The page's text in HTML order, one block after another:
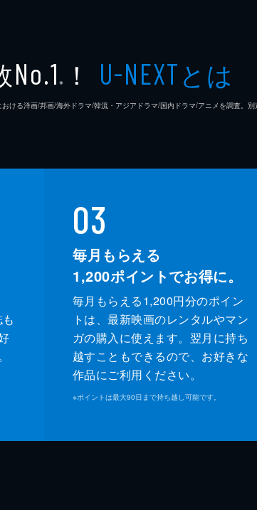
No.1 ※ ！ U-NEXTとは
る洋画/邦画/海外ドラマ/韓流・アジアドラマ/国内ドラマ/アニメを調査。別
03
毎月もらえる
1,200ポイントでお得に。
毎月もらえる1,200円分のポイン
トは、最新映画のレンタルやマン
ガの購入に使えます。翌月に持ち
越すこともできるので、お好きな
作品にご利用ください。
※ポイントは最大90日まで持ち越し可能です。